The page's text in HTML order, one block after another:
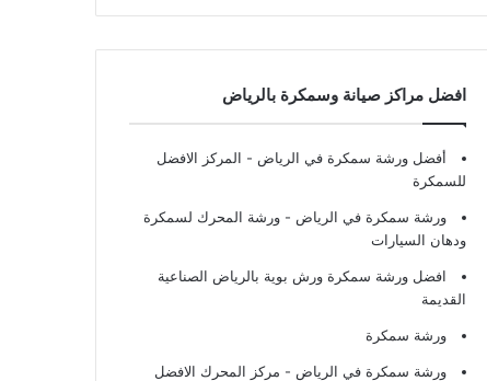
افضل مراكز صيانة وسمكرة بالرياض
أفضل ورشة سمكرة في الرياض - المركز الافضل
للسمكرة
ورشة سمكرة في الرياض - ورشة المحرك لسمكرة
ودهان السيارات
افضل ورشة سمكرة ورش بوية بالرياض الصناعية
القديمة
ورشة سمكرة
ورشة سمكرة في الرياض - مركز المحرك الافضل